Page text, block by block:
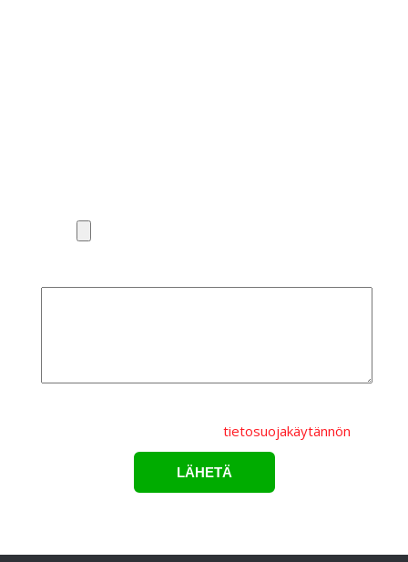
tietosuojakäytännön